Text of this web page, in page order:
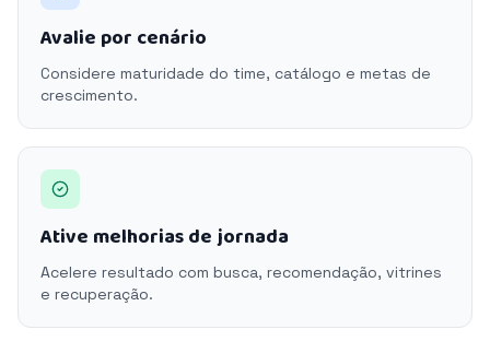
Avalie por cenário
Considere maturidade do time, catálogo e metas de
crescimento.
Ative melhorias de jornada
Acelere resultado com busca, recomendação, vitrines
e recuperação.